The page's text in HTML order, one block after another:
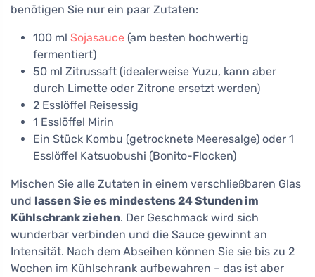
benötigen Sie nur ein paar Zutaten:
100 ml Sojasauce (am besten hochwertig
fermentiert)
50 ml Zitrussaft (idealerweise Yuzu, kann aber
durch Limette oder Zitrone ersetzt werden)
2 Esslöffel Reisessig
1 Esslöffel Mirin
Ein Stück Kombu (getrocknete Meeresalge) oder 1
Esslöffel Katsuobushi (Bonito-Flocken)
Mischen Sie alle Zutaten in einem verschließbaren Glas
und lassen Sie es mindestens 24 Stunden im
Kühlschrank ziehen. Der Geschmack wird sich
wunderbar verbinden und die Sauce gewinnt an
Intensität. Nach dem Abseihen können Sie sie bis zu 2
Wochen im Kühlschrank aufbewahren – das ist aber